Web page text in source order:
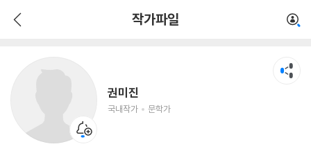
작가파일
권미진
국내작가 문학가